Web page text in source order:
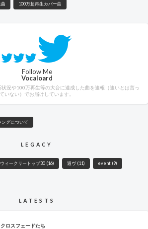
100万超再生カバー曲
Follow Me
Vocaloard
況や100万再生等の大台に達成した曲を速報（速いとは言っ
ていない）でお届けしています。
ングについて
LEGACY
ウィークリートップ30 (16) 週ヴ(11) event (9)
LATESTS
ロスフェードたち